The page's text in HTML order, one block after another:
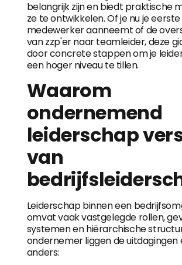
belangrijk zijn en biedt praktische
ze te ontwikkelen. Of je nu je eerste
medewerker aanneemt of de
van zzp'er naar teamleider, deze
door concrete stappen om je
een hoger niveau te tillen.
Waarom
ondernemend
leiderschap
van
Leiderschap binnen een
omvat vaak vastgelegde rollen,
systemen en hiërarchische
ondernemer liggen de
anders: